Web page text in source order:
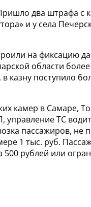
два штрафа с
и у села
на фиксацию
области
казну поступило
камер в Самаре,
управление ТС
пассажиров, не
1 тыс. руб.
рублей или